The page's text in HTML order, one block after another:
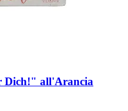
Dich!" all'Arancia